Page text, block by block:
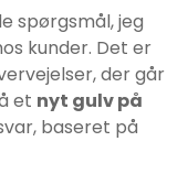
spørgsmål, jeg
kunder. Det er
der går
et nyt gulv på
baseret på